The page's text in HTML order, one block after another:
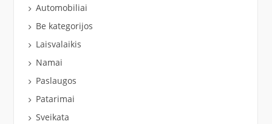
Automobiliai
Be kategorijos
Laisvalaikis
Namai
Paslaugos
Patarimai
Sveikata